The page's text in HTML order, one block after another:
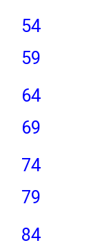
54
59
64
69
74
79
84